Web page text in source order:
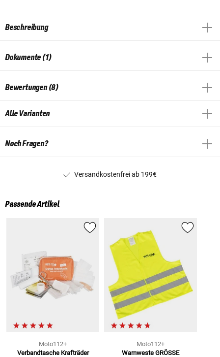
Beschreibung
Dokumente (1)
Bewertungen (8)
Alle Varianten
Noch Fragen?
Versandkostenfrei ab 199€
Passende Artikel
Moto112+
Verbandtasche Krafträder
Moto112+
Warnweste GRÖSSE